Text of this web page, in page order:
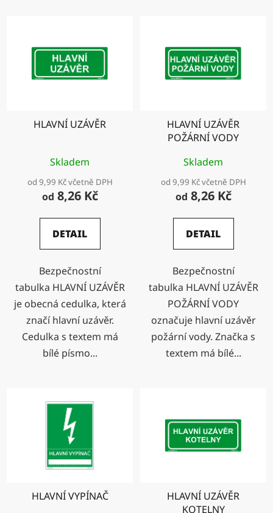
HLAVNÍ UZÁVĚR
Skladem
od 9,99 Kč včetně DPH
od 8,26 Kč
DETAIL
Bezpečnostní
tabulka HLAVNÍ UZÁVĚR
je obecná cedulka, která
značí hlavní uzávěr.
Cedulka s textem má
bílé písmo...
HLAVNÍ UZÁVĚR
POŽÁRNÍ VODY
Skladem
od 9,99 Kč včetně DPH
od 8,26 Kč
DETAIL
Bezpečnostní
tabulka HLAVNÍ UZÁVĚR
POŽÁRNÍ VODY
označuje hlavní uzávěr
požární vody. Značka s
textem má bílé...
HLAVNÍ VYPÍNAČ
HLAVNÍ UZÁVĚR
KOTELNY